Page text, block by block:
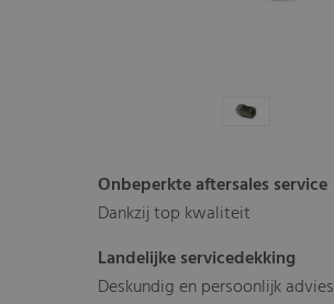
Onbeperkte aftersales service
Dankzij top kwaliteit
Landelijke servicedekking
Deskundig en persoonlijk advies